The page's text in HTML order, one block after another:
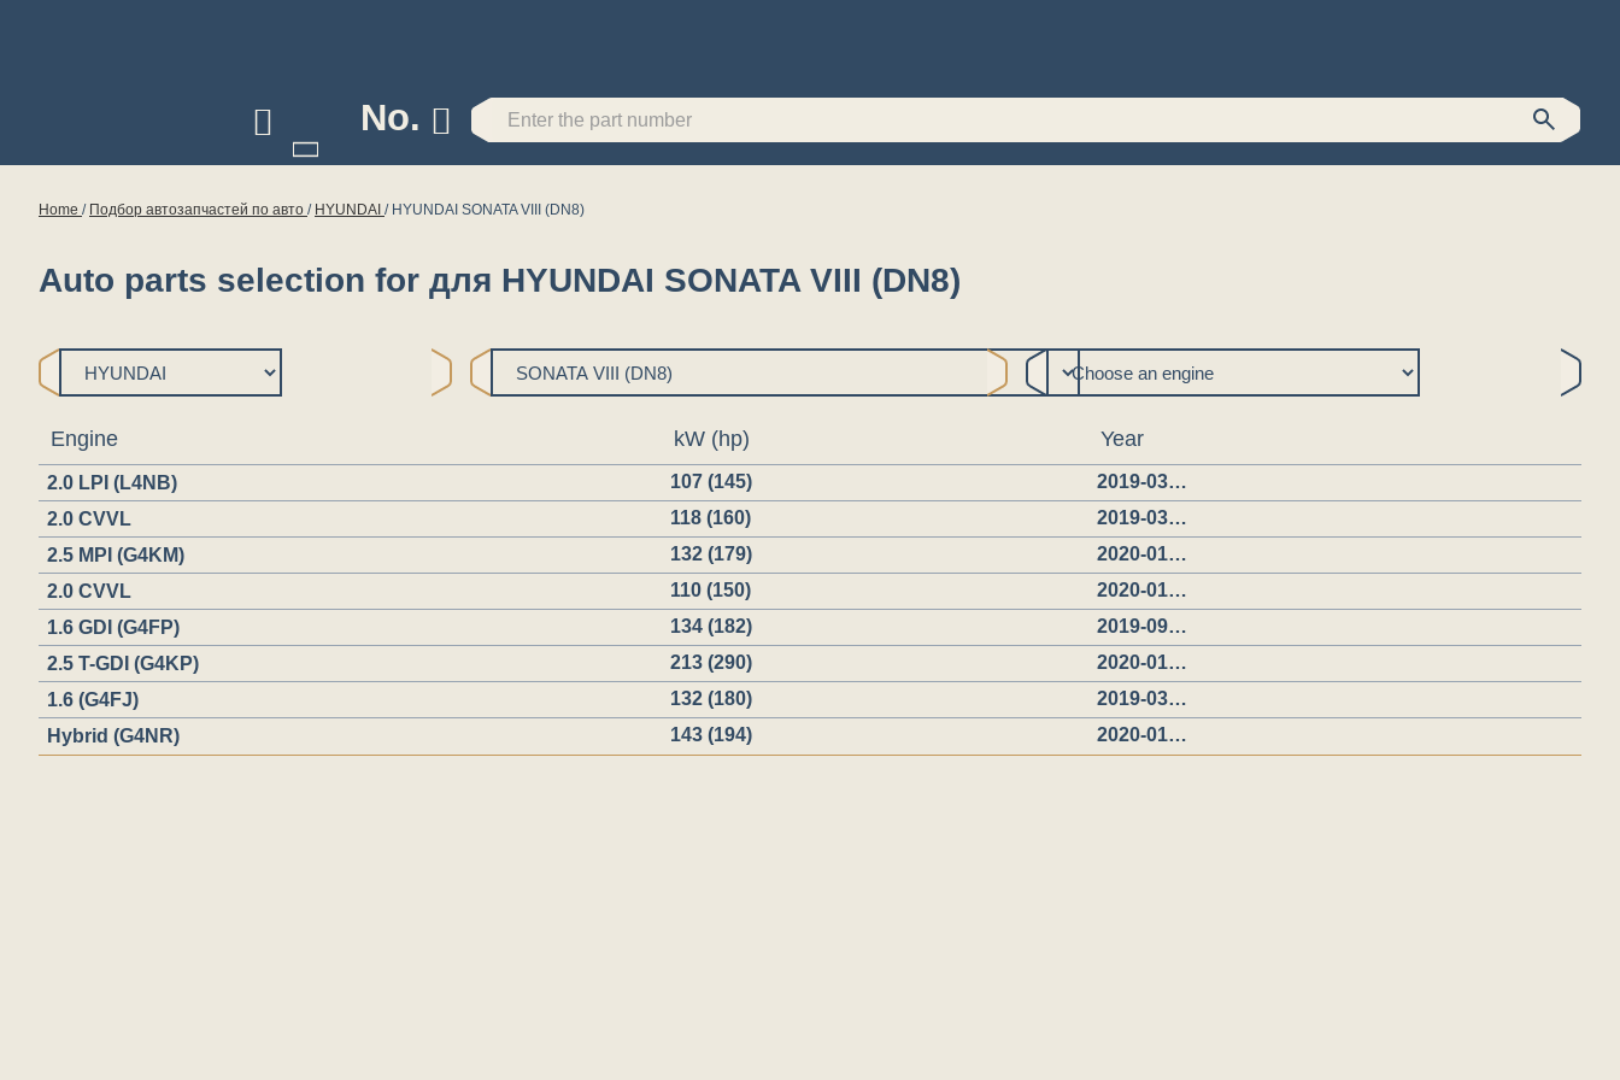
No.
Home / Подбор автозапчастей по авто / HYUNDAI / HYUNDAI SONATA VIII (DN8)
Auto parts selection for для HYUNDAI SONATA VIII (DN8)
Engine kW (hp) Year
2.0 LPI (L4NB) 107 (145)
2019-03…
2.0 CVVL
118 (160)
2019-03…
2.5 MPI (G4KM)
132 (179)
2020-01…
2.0 CVVL
110 (150)
2020-01…
1.6 GDI (G4FP)
134 (182)
2019-09…
2.5 T-GDI (G4KP)
213 (290)
2020-01…
1.6 (G4FJ)
132 (180)
2019-03…
Hybrid (G4NR)
143 (194) 2020-01…